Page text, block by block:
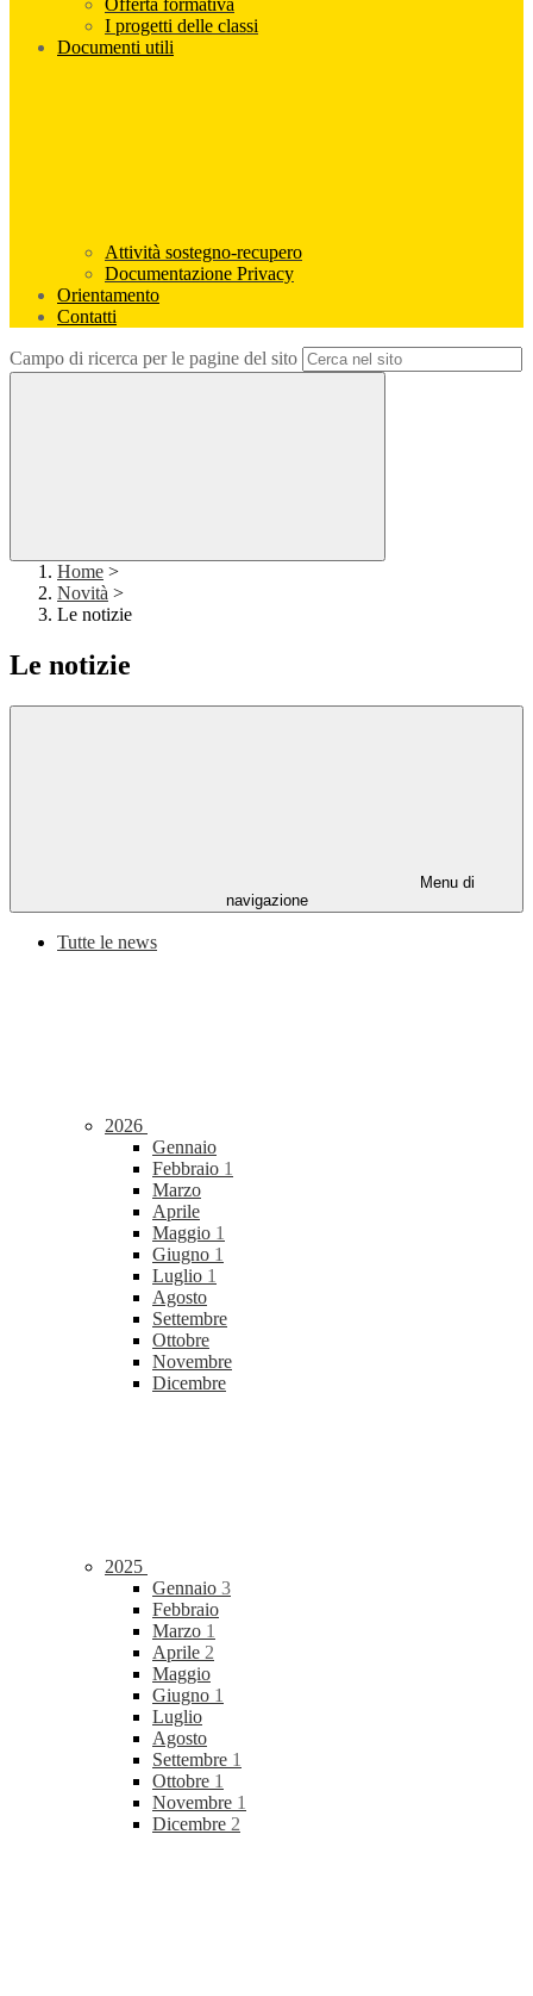
Offerta formativa
I progetti delle classi
Documenti utili
Attività sostegno-recupero
Documentazione Privacy
Orientamento
Contatti
Campo di ricerca per le pagine del sito
Home >
Novità >
Le notizie
Le notizie
Menu di
navigazione
Tutte le news
2026
Gennaio
Febbraio 1
Marzo
Aprile
Maggio 1
Giugno 1
Luglio 1
Agosto
Settembre
Ottobre
Novembre
Dicembre
2025
Gennaio 3
Febbraio
Marzo 1
Aprile 2
Maggio
Giugno 1
Luglio
Agosto
Settembre 1
Ottobre 1
Novembre 1
Dicembre 2